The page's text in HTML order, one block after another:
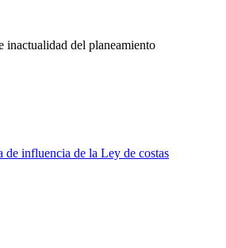
inactualidad del planeamiento
de influencia de la Ley de costas